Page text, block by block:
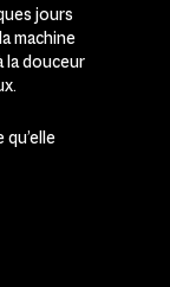
jours
machine
la douceur